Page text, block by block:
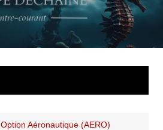
L'Hippocampe
déchaîné
Option Aéronautique (AERO)